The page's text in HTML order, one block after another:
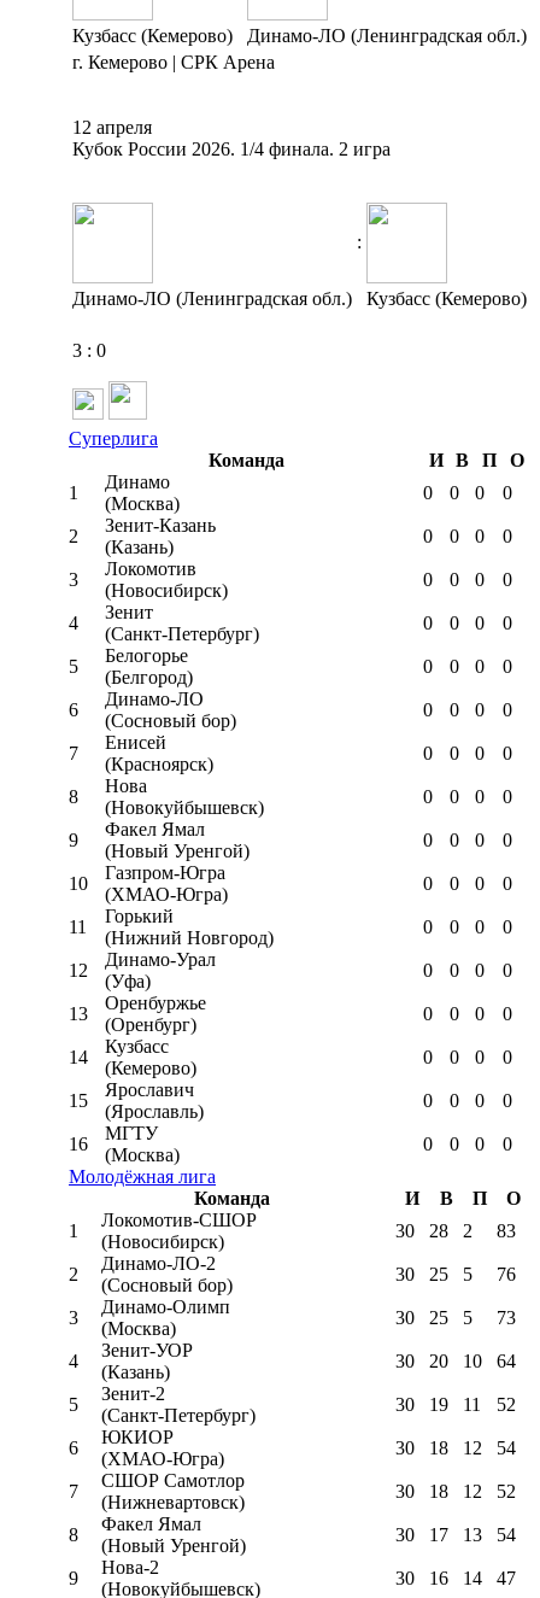
Кузбасс (Кемерово)
Динамо-ЛО (Ленинградская обл.)
г. Кемерово | СРК Арена
12 апреля
Кубок России 2026. 1/4 финала. 2 игра
:
Динамо-ЛО (Ленинградская обл.) Кузбасс (Кемерово)
3 : 0
Суперлига
Команда
И В П
О
1
Динамо
(Москва)
0 0 0 0
2
Зенит-Казань
(Казань)
0 0 0 0
3
Локомотив
(Новосибирск)
0 0 0 0
4
Зенит
(Санкт-Петербург)
0 0 0 0
5
Белогорье
(Белгород)
0 0 0 0
6
Динамо-ЛО
(Сосновый бор)
0 0 0 0
7
Енисей
(Красноярск)
0 0 0 0
8
Нова
(Новокуйбышевск)
0 0 0 0
9
Факел Ямал
(Новый Уренгой)
0 0 0 0
10
Газпром-Югра
(ХМАО-Югра)
0 0 0 0
11
Горький
(Нижний Новгород)
0 0 0 0
12
Динамо-Урал
(Уфа)
0 0 0 0
13
Оренбуржье
(Оренбург)
0 0 0 0
14
Кузбасс
(Кемерово)
0 0 0 0
15
Ярославич
(Ярославль)
0 0 0 0
16
МГТУ
(Москва)
0 0 0
0
Молодёжная лига
Команда
И В П
О
1
Локомотив-CШОР
(Новосибирск)
30 28 2 83
2
Динамо-ЛО-2
(Сосновый бор)
30 25 5 76
3
Динамо-Олимп
(Москва)
30 25 5 73
4
Зенит-УОР
(Казань)
30 20 10 64
5
Зенит-2
(Санкт-Петербург)
30 19 11 52
6
ЮКИОР
(ХМАО-Югра)
30 18 12 54
7
СШОР Самотлор
(Нижневартовск)
30 18 12 52
8
Факел Ямал
(Новый Уренгой)
30 17 13 54
9
Нова-2
(Новокуйбышевск)
30 16 14 47